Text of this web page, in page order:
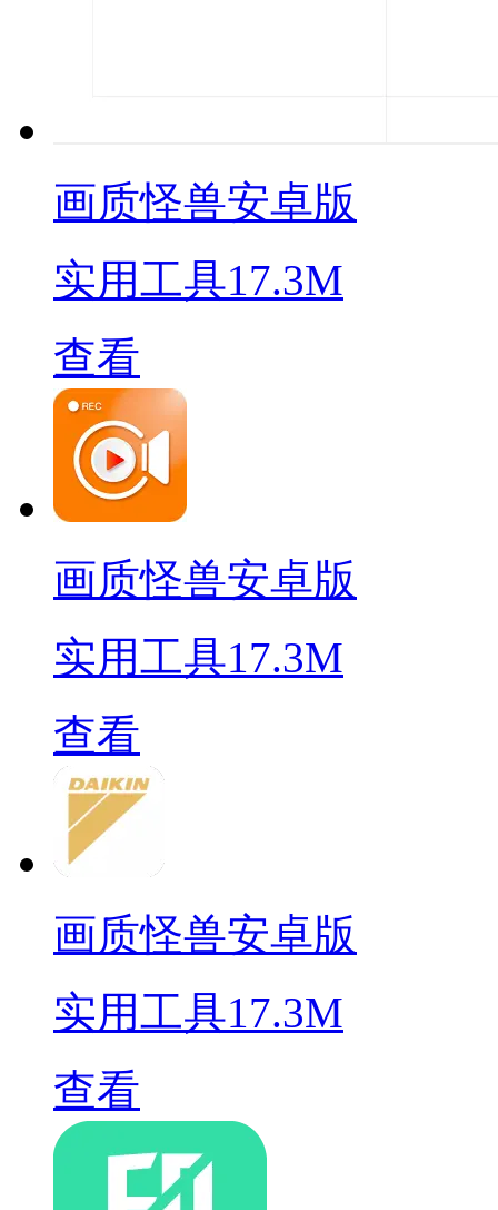
画质怪兽安卓版
实用工具17.3M
查看
画质怪兽安卓版
实用工具17.3M
查看
画质怪兽安卓版
实用工具17.3M
查看